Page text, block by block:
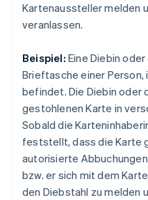
Kartenaussteller melden
veranlassen.
Beispiel: Eine Diebin
Brieftasche einer
befindet. Die Diebin oder
gestohlenen Karte in
Sobald die
feststellt, dass die Karte
autorisierte
bzw. er sich mit dem
den Diebstahl zu melden